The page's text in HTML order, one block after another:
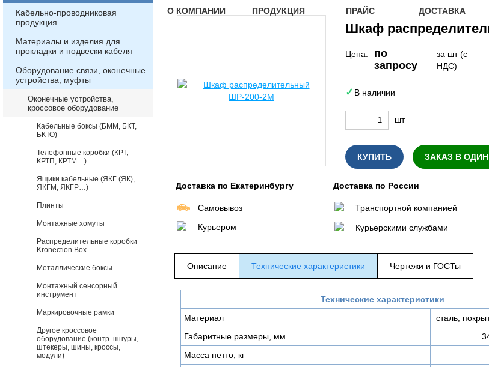
О КОМПАНИИ ПРОДУКЦИЯ ПРАЙС ДОСТАВКА
Кабельно-проводниковая
продукция
Материалы и изделия для
прокладки и подвески кабеля
Оборудование связи, оконечные
устройства, муфты
Оконечные устройства,
кроссовое оборудование
Кабельные боксы (БММ, БКТ,
БКТО)
Телефонные коробки (КРТ,
КРТП, КРТМ…)
Ящики кабельные (ЯКГ (ЯК),
ЯКГМ, ЯКГР…)
Плинты
Монтажные хомуты
Распределительные коробки
Kronection Box
Металлические боксы
Монтажный сенсорный
инструмент
Маркировочные рамки
Другое кроссовое
оборудование (контр. шнуры,
штекеры, шины, кроссы,
модули)
Шкаф
Цена:
по
запросу
за шт (с
НДС)
В наличии
шт
КУПИТЬ ЗАКАЗ В
Доставка по Екатеринбургу
Самовывоз
Курьером
Доставка по России
Транспортной компанией
Курьерскими службами
Описание Технические характеристики Чертежи и ГОСТы
Технические характеристики
Материал
сталь,
Габаритные размеры, мм
Масса нетто, кг